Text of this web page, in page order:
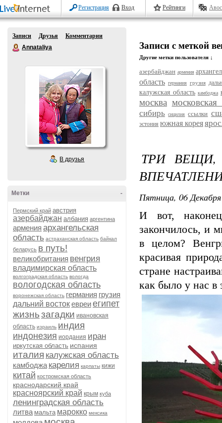
Регистрация Вход Рейтинги
Записи Друзья
Комментарии
Annataliya
В друзья
-
Метки
Пермский край австрия
азербайджан албания аргентина
армения архангельская
область астраханская область байкал
беларусь в путь!
великобритания венгрия
владимирская область
волгоградская область вологда
вологодская область
воронежская область германия грузия
дальний востокевреиегипет
жизньзагадки ивановская
область израиль индия
индонезия иордания иран
иркутская область испания
италия калужская область
камбоджа карелия карпаты кижи
китай костромская область
краснодарский край
красноярский край крым куба
ленинградская область
литва мальта марокко мексика
Записи с меткой
Другие метки пользователя ↓
азербайджан армения
область германия грузия
калужская область камбоджа
москва московская
сибирь сицилия ссылки
эстония южная корея
ТРИ
Пятница, 06
И вот,
закончилось, и
в целом?
красивая
стране
как было у нас в